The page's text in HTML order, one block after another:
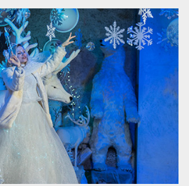
esencial para
apoyar las
funciones de
seguridad de un
sitio web y
proporcionar
protección
contra visitantes
maliciosos.
Automattic
Inc.
.oooh.events
Sesión
Se utiliza en
sitios creados
con Wordpress.
Comprueba si el
navegador tiene
habilitadas las
cookies